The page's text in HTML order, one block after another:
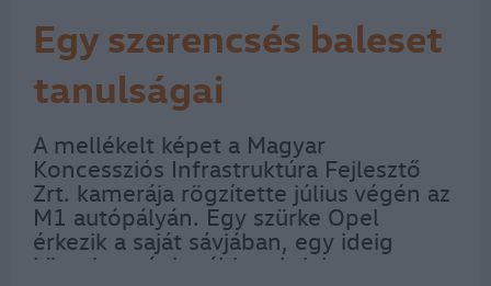
Egy szerencsés baleset
tanulságai
A mellékelt képet a Magyar
Koncessziós Infrastruktúra Fejlesztő
Zrt. kamerája rögzítette július végén az
M1 autópályán. Egy szürke Opel
érkezik a saját sávjában, egy ideig
követi a már korábban is jelzett